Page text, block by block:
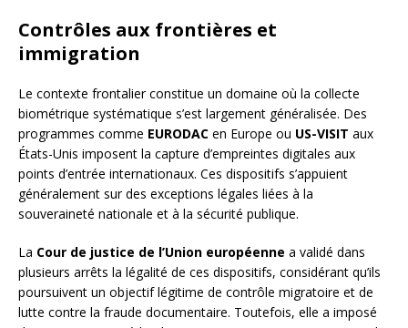
Contrôles aux frontières et
immigration
Le contexte frontalier constitue un domaine où la collecte
biométrique systématique s’est largement généralisée. Des
programmes comme EURODAC en Europe ou US-VISIT aux
États-Unis imposent la capture d’empreintes digitales aux
points d’entrée internationaux. Ces dispositifs s’appuient
généralement sur des exceptions légales liées à la
souveraineté nationale et à la sécurité publique.
La Cour de justice de l’Union européenne a validé dans
plusieurs arrêts la légalité de ces dispositifs, considérant qu’ils
poursuivent un objectif légitime de contrôle migratoire et de
lutte contre la fraude documentaire. Toutefois, elle a imposé